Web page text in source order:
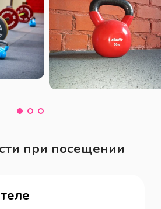
при посещении